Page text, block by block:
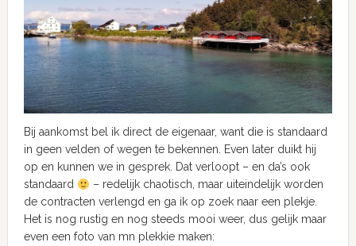
Bij aankomst bel ik direct de eigenaar, want die is standaard
in geen velden of wegen te bekennen. Even later duikt hij
op en kunnen we in gesprek. Dat verloopt – en da’s ook
standaard
– redelijk chaotisch, maar uiteindelijk worden
de contracten verlengd en ga ik op zoek naar een plekje.
Het is nog rustig en nog steeds mooi weer, dus gelijk maar
even een foto van mn plekkie maken: